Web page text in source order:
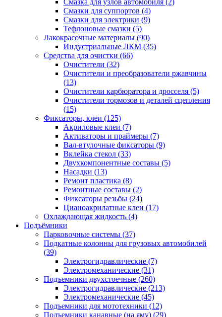
Смазка для узлов автомобиля (2)
Смазки для суппортов (4)
Смазки для электрики (9)
Тефлоновые смазки (5)
Лакокрасочные материалы (90)
Индустриальные ЛКМ (35)
Средства для очистки (66)
Очистители (32)
Очистители и преобразователи ржавчины
(13)
Очистители карбюратора и дросселя (5)
Очистители тормозов и деталей сцепления
(15)
Фиксаторы, клеи (125)
Акриловые клеи (7)
Активаторы и праймеры (7)
Вал-втулочные фиксаторы (9)
Вклейка стекол (33)
Двухкомпонентные составы (5)
Насадки (13)
Ремонт пластика (8)
Ремонтные составы (2)
Фиксаторы резьбы (24)
Цианоакрилатные клеи (17)
Охлаждающая жидкость (4)
Подъёмники
Парковочные системы (37)
Подкатные колонны для грузовых автомобилей
(39)
Электрогидравлические (7)
Электромеханические (31)
Подъемники двухстоечные (260)
Электрогидравлические (213)
Электромеханические (45)
Подъемники для мототехники (12)
Подъемники канавные (на яму) (29)